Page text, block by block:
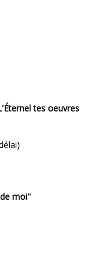
tes oeuvres
moi"